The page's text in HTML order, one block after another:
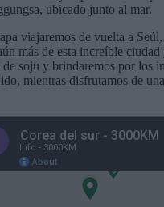
ubicado junto al mar.
viajaremos de vuelta a
más de esta increíble
de soju y brindaremos por los
mientras disfrutamos de